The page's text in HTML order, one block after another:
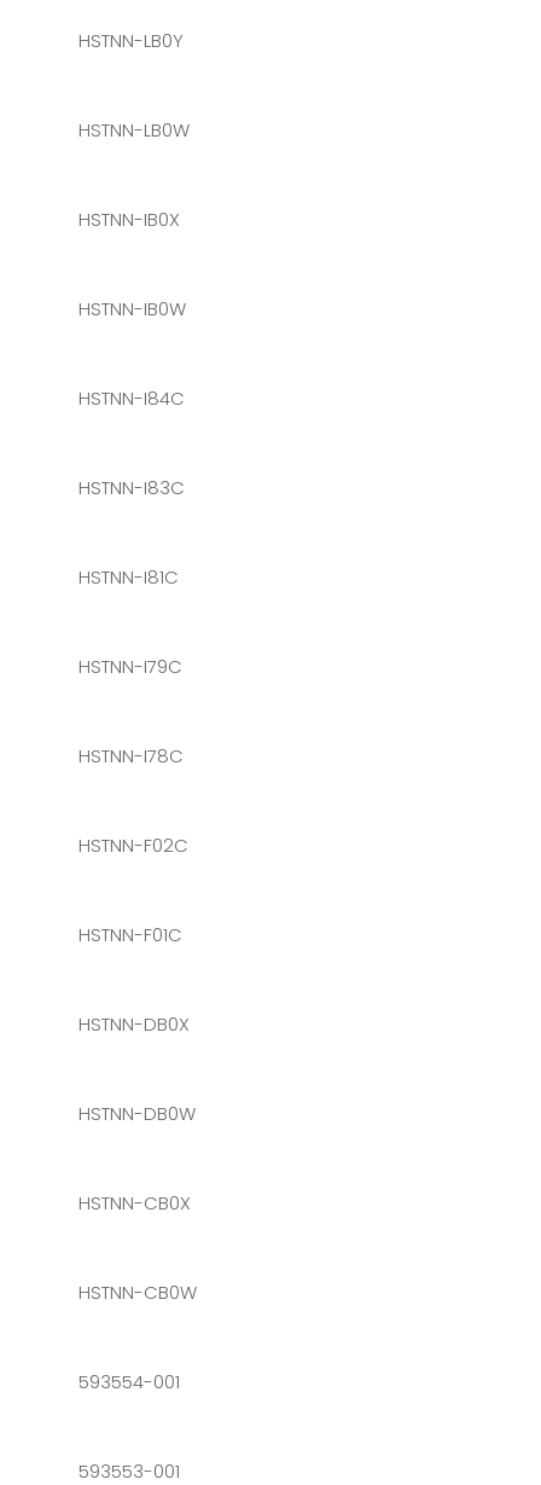
HSTNN-LB0Y
HSTNN-LB0W
HSTNN-IB0X
HSTNN-IB0W
HSTNN-I84C
HSTNN-I83C
HSTNN-I81C
HSTNN-I79C
HSTNN-I78C
HSTNN-F02C
HSTNN-F01C
HSTNN-DB0X
HSTNN-DB0W
HSTNN-CB0X
HSTNN-CB0W
593554-001
593553-001